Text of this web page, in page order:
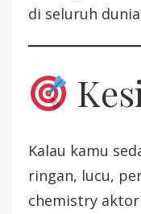
di seluruh
Kalau kamu
ringan, lucu,
chemistry